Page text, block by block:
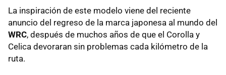
La inspiración de este modelo viene del reciente
anuncio del regreso de la marca japonesa al mundo del
WRC, después de muchos años de que el Corolla y
Celica devoraran sin problemas cada kilómetro de la
ruta.